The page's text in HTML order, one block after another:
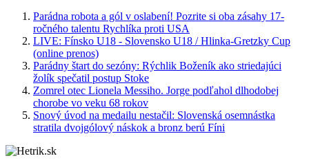
Parádna robota a gól v oslabení! Pozrite si oba zásahy 17-
ročného talentu Rychlíka proti USA
LIVE: Fínsko U18 - Slovensko U18 / Hlinka-Gretzky Cup
(online prenos)
Parádny štart do sezóny: Rýchlik Boženík ako striedajúci
žolík spečatil postup Stoke
Zomrel otec Lionela Messiho. Jorge podľahol dlhodobej
chorobe vo veku 68 rokov
Snový úvod na medailu nestačil: Slovenská osemnástka
stratila dvojgólový náskok a bronz berú Fíni